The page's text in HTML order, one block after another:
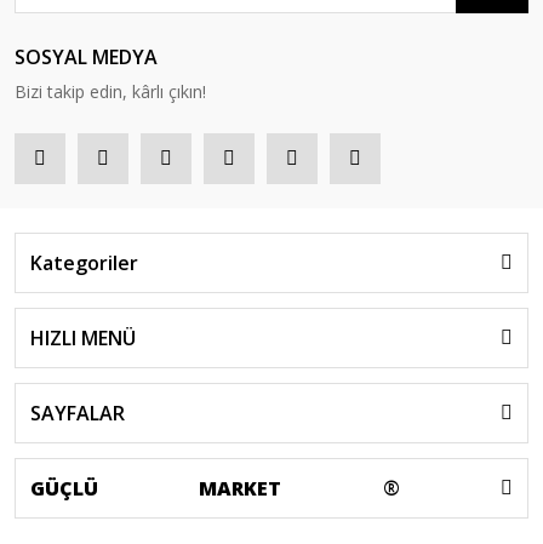
SOSYAL MEDYA
Bizi takip edin, kârlı çıkın!
Kategoriler
HIZLI MENÜ
SAYFALAR
GÜÇLÜ MARKET ®